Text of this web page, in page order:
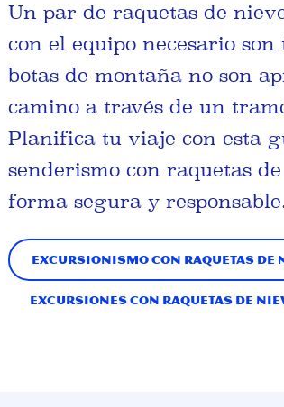
Un par de raquetas de
con el equipo necesario
botas de montaña no son
camino a través de un
Planifica tu viaje con esta
senderismo con raquetas
forma segura y
Excursionismo con raquetas de
Excursiones con raquetas de